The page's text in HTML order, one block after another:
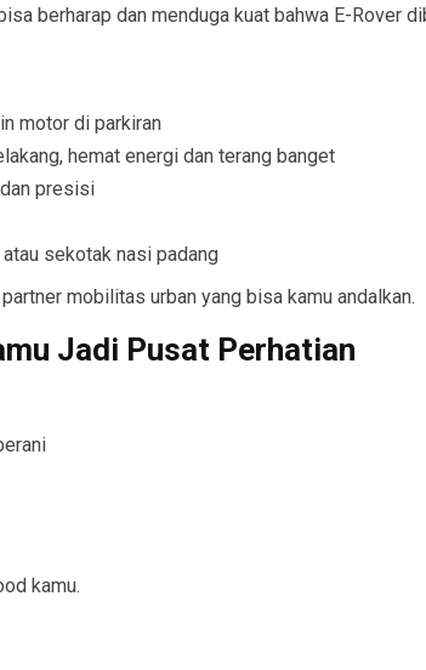
berharap dan menduga kuat bahwa E-Rover
motor di parkiran
hemat energi dan terang banget
presisi
sekotak nasi padang
mobilitas urban yang bisa kamu andalkan.
Jadi Pusat Perhatian
kamu.